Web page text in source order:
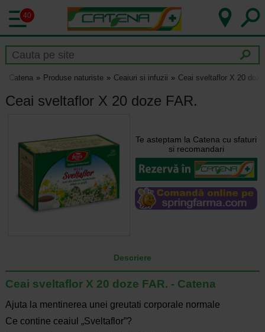
40
Catena Produse naturiste Ceaiuri si infuzii Ceai sveltaflor X 20
Ceai sveltaflor X 20 doze FAR.
Te asteptam la Catena cu sfaturi
si recomandari
Descriere
Ceai sveltaflor X 20 doze FAR. - Catena
Ajuta la mentinerea unei greutati corporale normale
Ce contine ceaiul „Sveltaflor”?